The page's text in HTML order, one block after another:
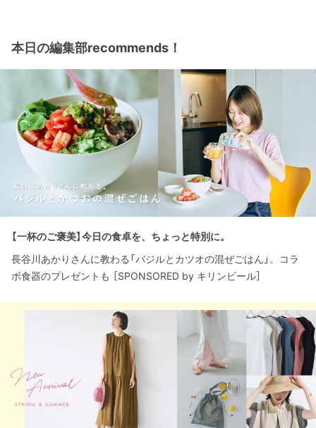
本日の編集部recommends！
【一杯のご褒美】今日の食卓を、ちょっと特別に。
長谷川あかりさんに教わる「バジルとカツオの混ぜごはん」。コラ
ボ食器のプレゼントも ［SPONSORED by キリンビール］